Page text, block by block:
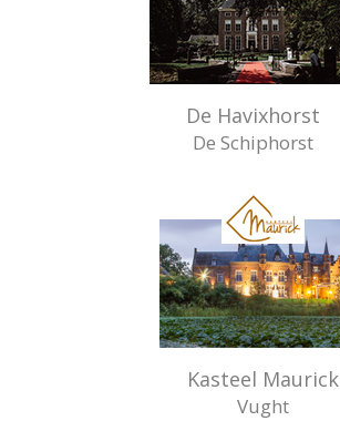
De Havixhorst
De Schiphorst
Kasteel Maurick
Vught